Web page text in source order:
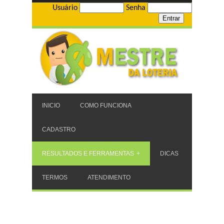
Usuário Senha
INICIO COMO FUNCIONA
CADASTRO
RESULTADOS E FERRAMENTAS DICAS
TERMOS ATENDIMENTO